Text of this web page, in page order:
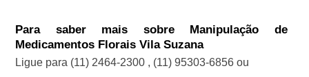
Para saber mais sobre Manipulação de
Medicamentos Florais Vila Suzana
Ligue para (11) 2464-2300 , (11) 95303-6856 ou